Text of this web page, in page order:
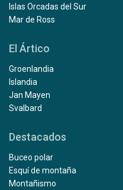
Islas Orcadas del Sur
Mar de Ross
El Ártico
Groenlandia
Islandia
Jan Mayen
Svalbard
Destacados
Buceo polar
Esquí de montaña
Montañismo